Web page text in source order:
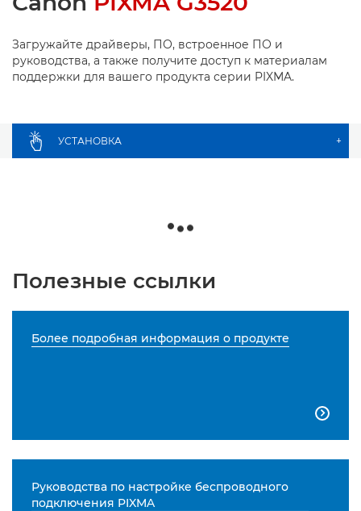
Загружайте драйверы, ПО, встроенное ПО и
руководства, а также получите доступ к материалам
поддержки для вашего продукта серии PIXMA.
УСТАНОВКА +
Полезные ссылки
Более подробная информация о продукте

Руководства по настройке беспроводного
подключения PIXMA